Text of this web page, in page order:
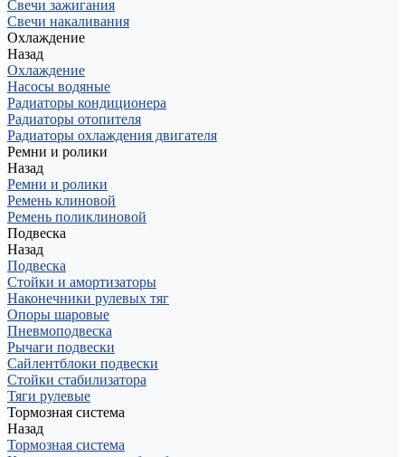
Свечи зажигания
Свечи накаливания
Охлаждение
Назад
Охлаждение
Насосы водяные
Радиаторы кондиционера
Радиаторы отопителя
Радиаторы охлаждения двигателя
Ремни и ролики
Назад
Ремни и ролики
Ремень клиновой
Ремень поликлиновой
Подвеска
Назад
Подвеска
Стойки и амортизаторы
Наконечники рулевых тяг
Опоры шаровые
Пневмоподвеска
Рычаги подвески
Сайлентблоки подвески
Стойки стабилизатора
Тяги рулевые
Тормозная система
Назад
Тормозная система